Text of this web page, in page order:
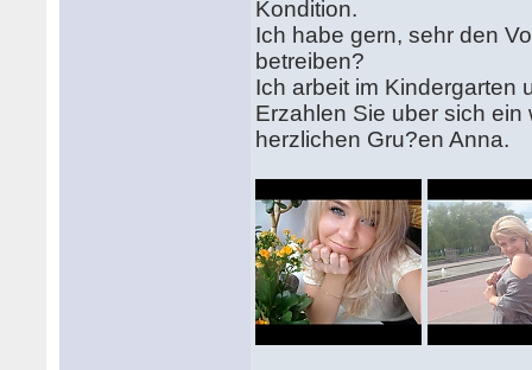
Kondition.
Ich habe gern, sehr den
betreiben?
Ich arbeit im Kindergarten
Erzahlen Sie uber sich ein
herzlichen Gru?en Anna.